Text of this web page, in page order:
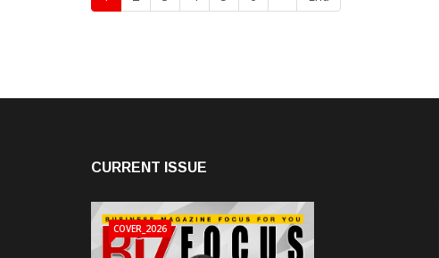
CURRENT ISSUE
COVER_2026